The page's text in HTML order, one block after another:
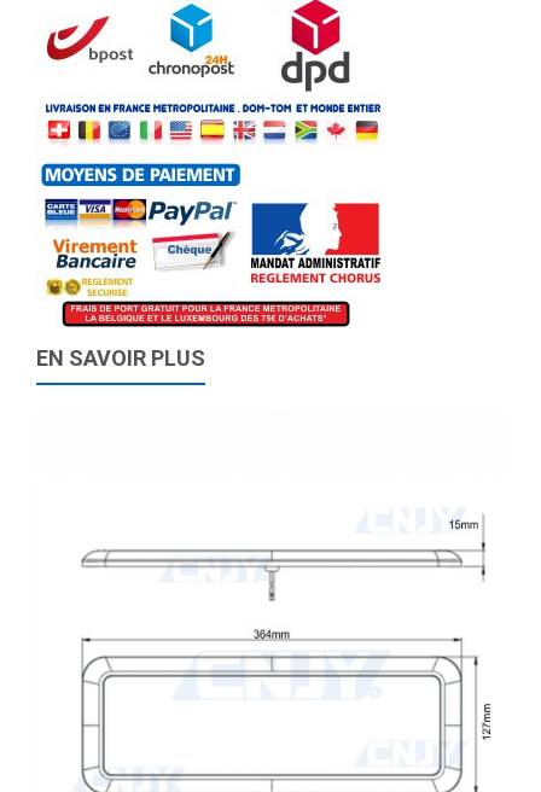
EN SAVOIR PLUS